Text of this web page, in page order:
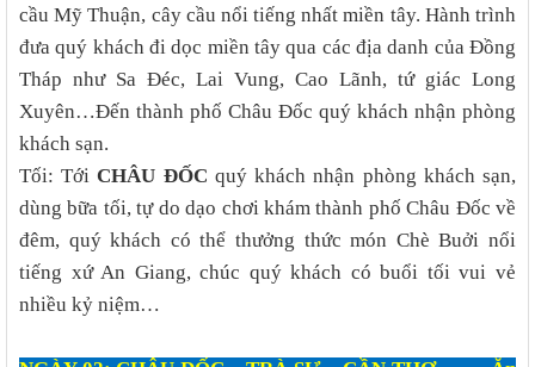
cầu Mỹ Thuận, cây cầu nổi tiếng nhất miền tây. Hành trình
đưa quý khách đi dọc miền tây qua các địa danh của Đồng
Tháp như Sa Đéc, Lai Vung, Cao Lãnh, tứ giác Long
Xuyên…Đến thành phố Châu Đốc quý khách nhận phòng
khách sạn.
Tối: TớiCHÂU ĐỐC quý khách nhận phòng khách sạn,
dùng bữa tối, tự do dạo chơi khám thành phố Châu Đốc về
đêm, quý khách có thể thưởng thức món Chè Buởi nổi
tiếng xứ An Giang, chúc quý khách có buổi tối vui vẻ
nhiều kỷ niệm…